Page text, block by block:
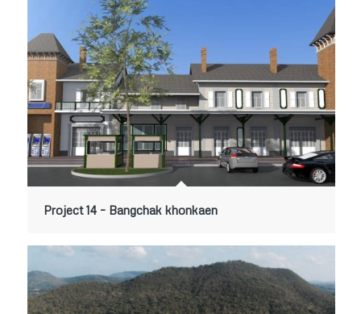
Project 14 – Bangchak khonkaen